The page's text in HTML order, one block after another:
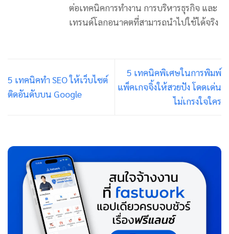
ต่อเทคนิคการทำงาน การบริหารธุรกิจ และ
เทรนด์โลกอนาคตที่สามารถนำไปใช้ได้จริง
5 เทคนิคทำ SEO ให้เว็บไซต์
ติดอันดับบน Google
5 เทคนิคพิเศษในการพิมพ์
แพ็คเกจจิ้งให้สวยปัง โดดเด่น
ไม่เกรงใจใคร